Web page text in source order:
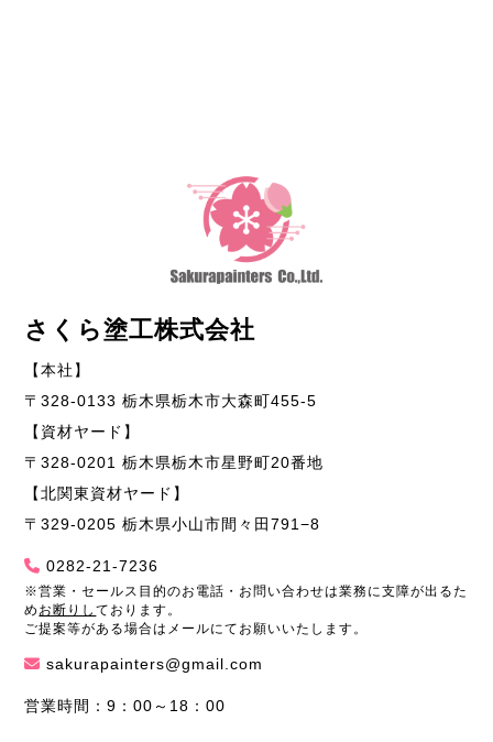
さくら塗工株式会社
【本社】
〒328-0133 栃木県栃木市大森町455-5
【資材ヤード】
〒328-0201 栃木県栃木市星野町20番地
【北関東資材ヤード】
〒329-0205 栃木県小山市間々田791−8
0282-21-7236
※営業・セールス目的のお電話・お問い合わせは業務に支障が出るた
め お断りしております。
ご提案等がある場合はメールにてお願いいたします。
sakurapainters@gmail.com
営業時間：9：00～18：00